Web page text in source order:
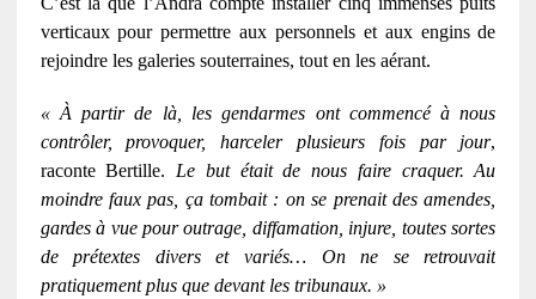
verticaux pour permettre aux personnels et aux engins de
rejoindre les galeries souterraines, tout en les aérant.
« À partir de là, les gendarmes ont commencé à nous
contrôler, provoquer, harceler plusieurs fois par jour,
raconte Bertille. Le but était de nous faire craquer. Au
moindre faux pas, ça tombait : on se prenait des amendes,
gardes à vue pour outrage, diffamation, injure, toutes sortes
de prétextes divers et variés… On ne se retrouvait
pratiquement plus que devant les tribunaux. »